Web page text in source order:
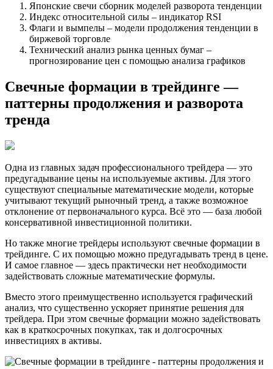
Японские свечи сборник моделей разворота тенденции
Индекс относительной силы – индикатор RSI
Флаги и вымпелы – модели продолжения тенденции в
биржевой торговле
Технический анализ рынка ценных бумаг –
прогнозирование цен с помощью анализа графиков
Свечные формации в трейдинге —
паттерны продолжения и разворота
тренда
Одна из главных задач профессионального трейдера — это
предугадывание цены на используемые активы. Для этого
существуют специальные математические модели, которые
учитывают текущий рыночный тренд, а также возможное
отклонение от первоначального курса. Всё это — база любой
консервативной инвестиционной политики.
Но также многие трейдеры используют свечные формации в
трейдинге. С их помощью можно предугадывать тренд в цене.
И самое главное — здесь практически нет необходимости
задействовать сложные математические формулы.
Вместо этого преимущественно используется графический
анализ, что существенно ускоряет принятие решения для
трейдера. При этом свечные формации можно задействовать
как в краткосрочных покупках, так и долгосрочных
инвестициях в активы.